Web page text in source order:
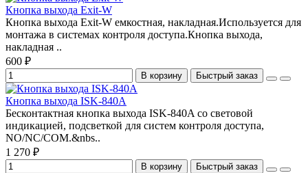
Кнопка выхода Exit-W
Кнопка выхода Exit-W емкостная, накладная.Используется для
монтажа в системах контроля доступа.Кнопка выхода,
накладная ..
600 ₽
В корзину Быстрый заказ
Кнопка выхода ISK-840A
Бесконтактная кнопка выхода ISK-840A со световой
индикацией, подсветкой для систем контроля доступа,
NO/NC/COM.&nbs..
1 270 ₽
В корзину Быстрый заказ